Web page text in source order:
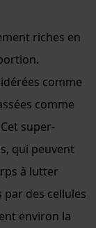
riches en
comme
comme
super-
qui peuvent
à lutter
des cellules
environ la